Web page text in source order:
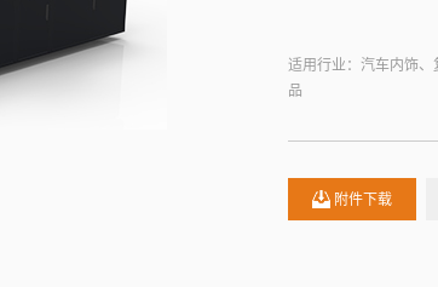
适用行业：汽车内饰
品
附件下载